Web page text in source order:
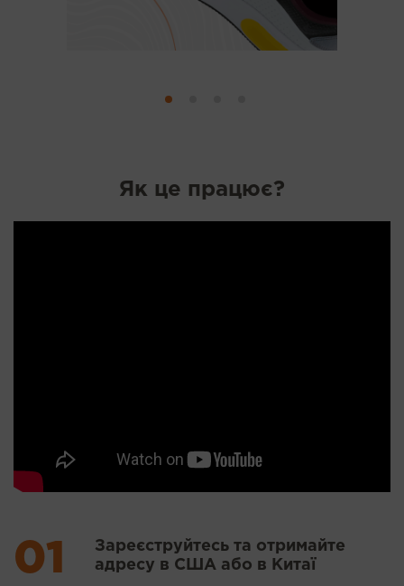
Як це працює?
Зареєструйтесь та отримайте
адресу в США або в Китаї